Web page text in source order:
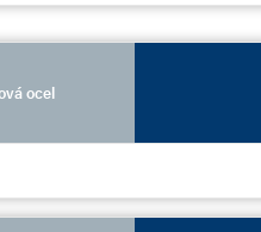
ocel